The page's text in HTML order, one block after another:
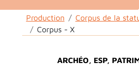
Fil d'Ariane
Production
Corpus de la
Corpus - X
Main menuARCHÉO, ESP,